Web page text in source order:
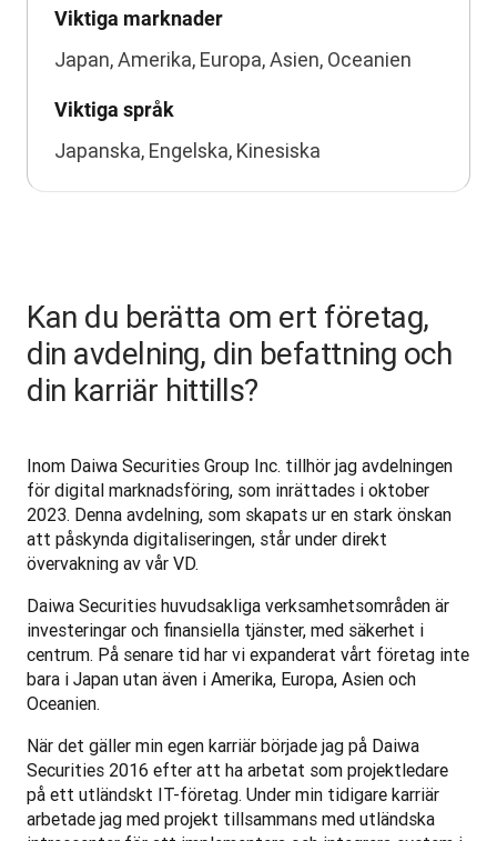
Viktiga marknader
Japan, Amerika, Europa, Asien, Oceanien
Viktiga språk
Japanska, Engelska, Kinesiska
Kan du berätta om ert företag,
din avdelning, din befattning och
din karriär hittills?
Inom Daiwa Securities Group Inc. tillhör jag avdelningen
för digital marknadsföring, som inrättades i oktober
2023. Denna avdelning, som skapats ur en stark önskan
att påskynda digitaliseringen, står under direkt
övervakning av vår VD.
Daiwa Securities huvudsakliga verksamhetsområden är
investeringar och finansiella tjänster, med säkerhet i
centrum. På senare tid har vi expanderat vårt företag inte
bara i Japan utan även i Amerika, Europa, Asien och
Oceanien.
När det gäller min egen karriär började jag på Daiwa
Securities 2016 efter att ha arbetat som projektledare
på ett utländskt IT-företag. Under min tidigare karriär
arbetade jag med projekt tillsammans med utländska